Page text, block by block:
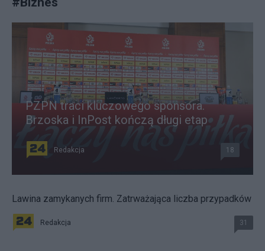
PZPN traci kluczowego sponsora.
Brzoska i InPost kończą długi etap
Redakcja 18
Lawina zamykanych firm. Zatrważająca liczba przypadków
Redakcja 31